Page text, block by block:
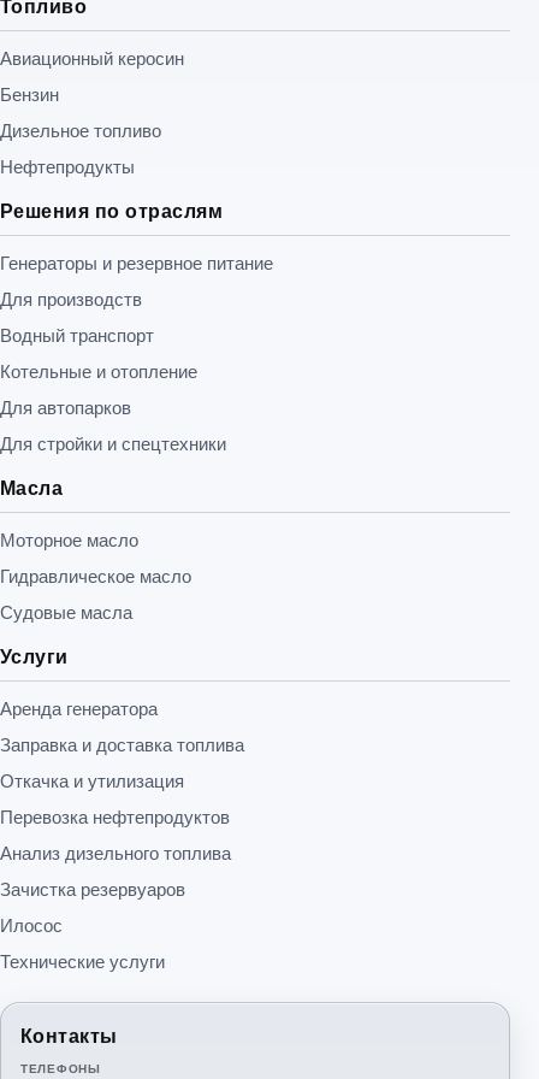
Топливо
Авиационный керосин
Бензин
Дизельное топливо
Нефтепродукты
Решения по отраслям
Генераторы и резервное питание
Для производств
Водный транспорт
Котельные и отопление
Для автопарков
Для стройки и спецтехники
Масла
Моторное масло
Гидравлическое масло
Судовые масла
Услуги
Аренда генератора
Заправка и доставка топлива
Откачка и утилизация
Перевозка нефтепродуктов
Анализ дизельного топлива
Зачистка резервуаров
Илосос
Технические услуги
Контакты
ТЕЛЕФОНЫ